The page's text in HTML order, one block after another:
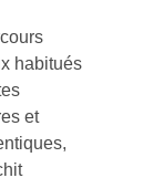
habitués
et